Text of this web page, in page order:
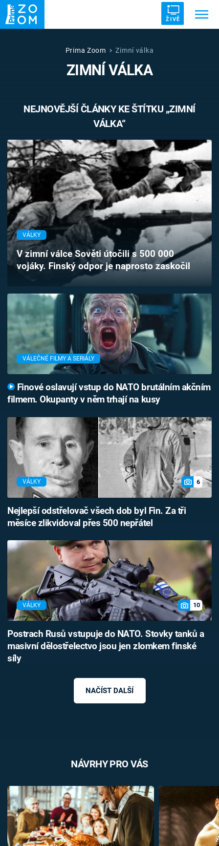
ŽIVĚ
UFO DRUHÁ SVĚTOVÁ VÁLKA
VETŘELCI DÁVNOVĚKU
Témata
Pořady
TV Program
Časopis
Sledujte prima+
Sledujte nás
Prima Zoom Zimní válka
ZIMNÍ VÁLKA
NEJNOVĚJŠÍ ČLÁNKY KE ŠTÍTKU „ZIMNÍ
VÁLKA“
VÁLKY
V zimní válce Sověti útočili s 500 000
vojáky. Finský odpor je naprosto zaskočil
VÁLEČNÉ FILMY A SERIÁLY
Finové oslavují vstup do NATO brutálním akčním
filmem. Okupanty v něm trhají na kusy
VÁLKY 6
Nejlepší odstřelovač všech dob byl Fin. Za tři
měsíce zlikvidoval přes 500 nepřátel
VÁLKY 10
Postrach Rusů vstupuje do NATO. Stovky tanků a
masivní dělostřelectvo jsou jen zlomkem finské
síly
NAČÍST DALŠÍ
NÁVRHY PRO VÁS